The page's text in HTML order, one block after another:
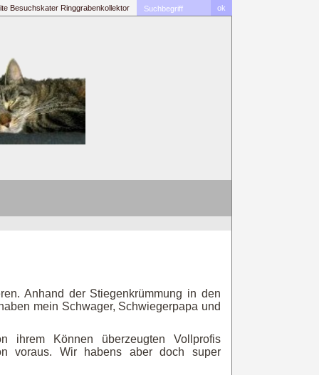
Besuchskater Ringgrabenkollektor
Anhand der Stiegenkrümmung in den
mein Schwager, Schwiegerpapa und
Können überzeugten Vollprofis
voraus. Wir habens aber doch super